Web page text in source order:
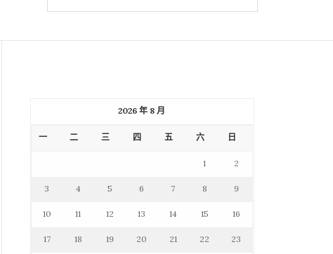
2026 年 8 月
一 二 三 四 五 六 日
1 2
3 4 5 6 7 8 9
10 11 12 13 14 15 16
17 18 19 20 21 22 23